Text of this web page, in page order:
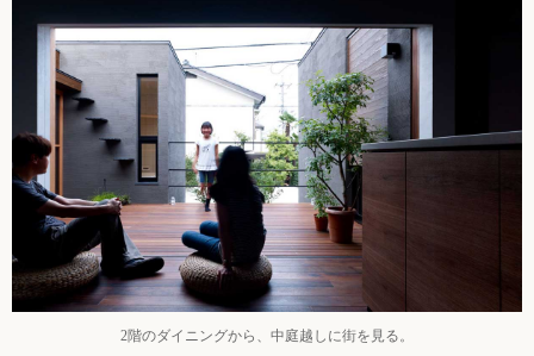
2階のダイニングから、中庭越しに街を見る。